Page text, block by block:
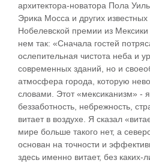
архитектора-новатора Пола
Эрика Мосса и других
Нобелевской премии из
нем так: «Сначала гостей
ослепительная чистота неба и
современных зданий, но и
атмосфера города, которую
словами. Этот «мексиканизм» -
беззаботность, небрежность,
витает в воздухе. Я сказал
мире больше такого нет, а
основан на точности и
здесь именно витает, без